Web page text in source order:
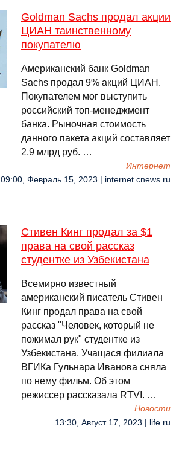
Goldman Sachs продал акции
ЦИАН таинственному
покупателю
Американский банк Goldman
Sachs продал 9% акций ЦИАН.
Покупателем мог выступить
российский топ-менеджмент
банка. Рыночная стоимость
данного пакета акций составляет
2,9 млрд руб. …
Интернет
09:00, Февраль 15, 2023 | internet.cnews.ru
Стивен Кинг продал за $1
права на свой рассказ
студентке из Узбекистана
Всемирно известный
американский писатель Стивен
Кинг продал права на свой
рассказ "Человек, который не
пожимал рук" студентке из
Узбекистана. Учащася филиала
ВГИКа Гульнара Иванова сняла
по нему фильм. Об этом
режиссер рассказала RTVI. …
Новости
13:30, Август 17, 2023 | life.ru